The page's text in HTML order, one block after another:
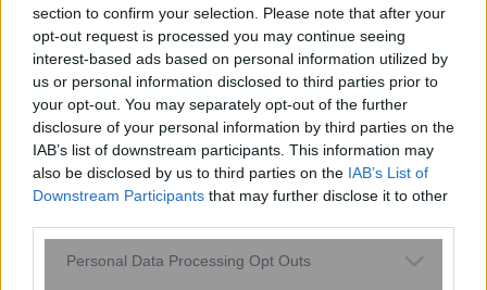
section to confirm your selection. Please note that after your
opt-out request is processed you may continue seeing
interest-based ads based on personal information utilized by
us or personal information disclosed to third parties prior to
your opt-out. You may separately opt-out of the further
disclosure of your personal information by third parties on the
IAB’s list of downstream participants. This information may
also be disclosed by us to third parties on the IAB’s List of
Downstream Participants that may further disclose it to other
Please note that this website/app uses one or more Google
Personal Data Processing Opt Outs
ENIKOS NETWORK